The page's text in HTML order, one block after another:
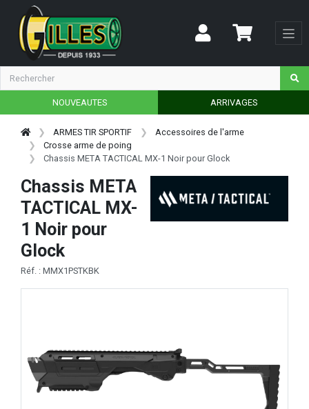
NOUVEAUTES ARRIVAGES
ARMES TIR SPORTIF
Accessoires de l'arme
Crosse arme de poing
Chassis META TACTICAL MX-1 Noir pour Glock
Chassis META
TACTICAL MX-
1 Noir pour
Glock
Réf. : MMX1PSTKBK